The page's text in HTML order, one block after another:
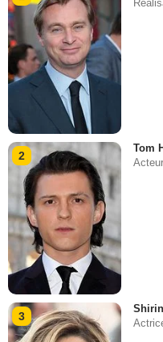
2
Tom
3